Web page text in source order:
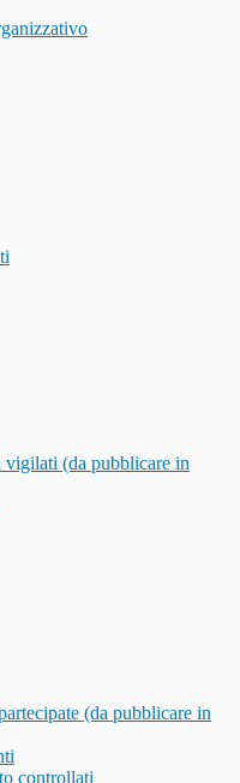
(da pubblicare in
(da pubblicare in
controllati